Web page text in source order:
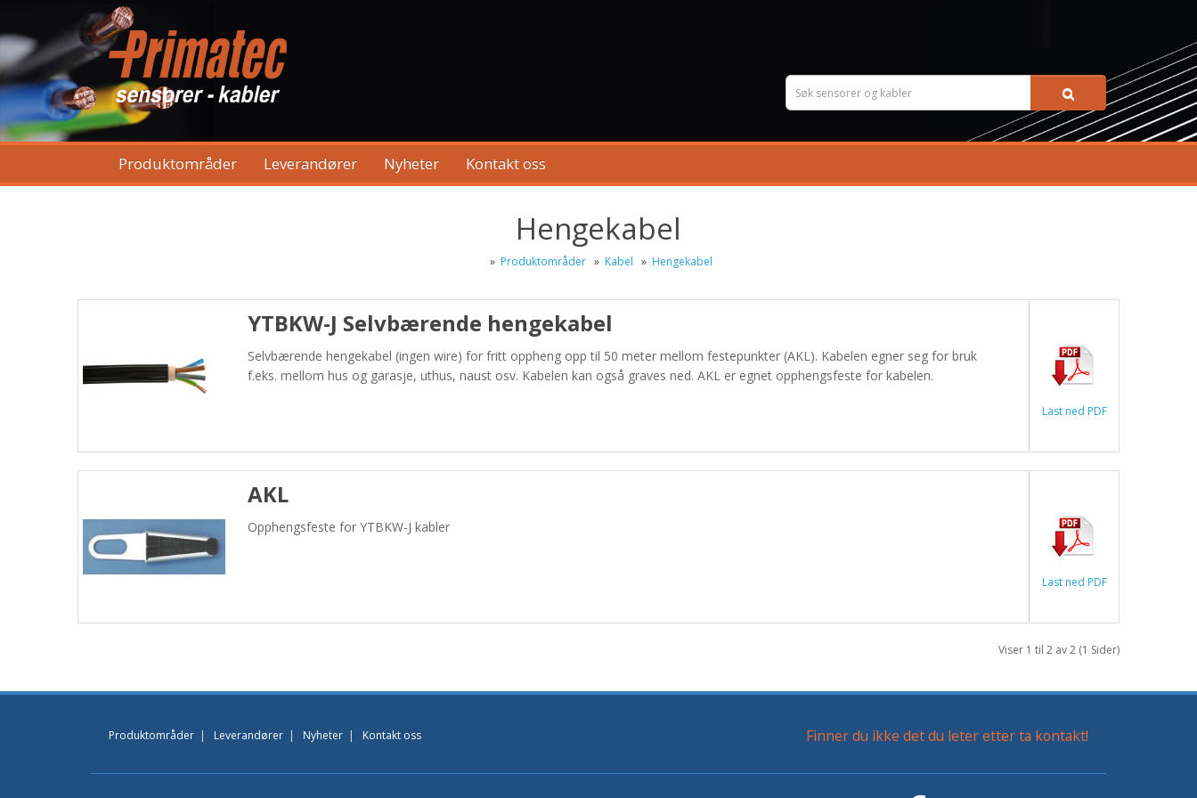
Produktområder Leverandører Nyheter Kontakt oss
Hengekabel
» Produktområder » Kabel » Hengekabel
YTBKW-J Selvbærende hengekabel
Selvbærende hengekabel (ingen wire) for fritt oppheng opp til 50 meter mellom festepunkter (AKL). Kabelen egner seg for bruk
f.eks. mellom hus og garasje, uthus, naust osv. Kabelen kan også graves ned. AKL er egnet opphengsfeste for kabelen.
Last ned PDF
AKL
Opphengsfeste for YTBKW-J kabler
Last ned PDF
Viser 1 til 2 av 2 (1 Sider)
Produktområder | Leverandører | Nyheter | Kontakt oss Finner du ikke det du leter etter ta kontakt!